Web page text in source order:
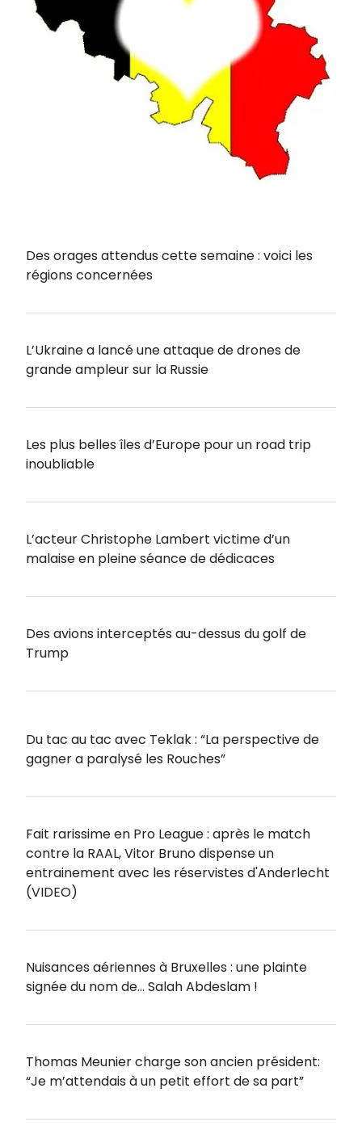
Des orages attendus cette semaine : voici les
régions concernées
L’Ukraine a lancé une attaque de drones de
grande ampleur sur la Russie
Les plus belles îles d’Europe pour un road trip
inoubliable
L’acteur Christophe Lambert victime d’un
malaise en pleine séance de dédicaces
Des avions interceptés au-dessus du golf de
Trump
Du tac au tac avec Teklak : “La perspective de
gagner a paralysé les Rouches”
Fait rarissime en Pro League : après le match
contre la RAAL, Vitor Bruno dispense un
entrainement avec les réservistes d'Anderlecht
(VIDEO)
Nuisances aériennes à Bruxelles : une plainte
signée du nom de… Salah Abdeslam !
Thomas Meunier charge son ancien président:
“Je m’attendais à un petit effort de sa part”